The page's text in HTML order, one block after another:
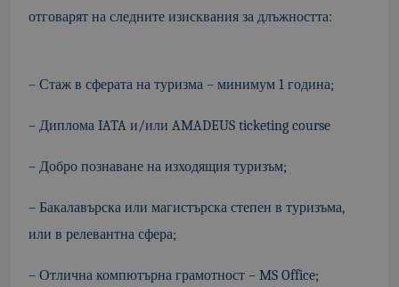
отговарят на следните изисквания за длъжността:
– Стаж в сферата на туризма – минимум 1 година;
– Диплома IATA и/или AMADEUS ticketing course
– Добро познаване на изходящия туризъм;
– Бакалавърска или магистърска степен в туризъма,
или в релевантна сфера;
– Отлична компютърна грамотност – MS Office;